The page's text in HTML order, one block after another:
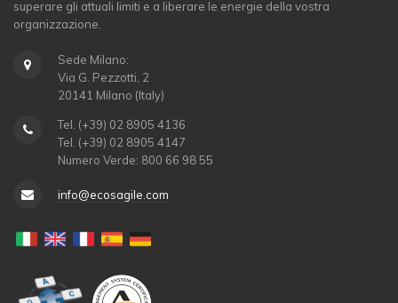
superare gli attuali limiti e a liberare le energie della vostra
organizzazione.
Sede Milano:
Via G. Pezzotti, 2
20141 Milano (Italy)
Tel. (+39) 02 8905 4136
Tel. (+39) 02 8905 4147
Numero Verde: 800 66 98 55
info@ecosagile.com